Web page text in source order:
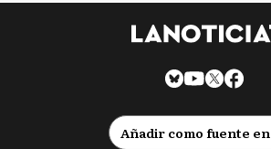
Añadir como fuente en